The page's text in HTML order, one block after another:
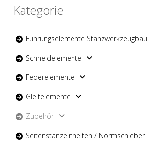
Kategorie
Führungselemente Stanzwerkzeugbau
Schneidelemente
Federelemente
Gleitelemente
Zubehör
Seitenstanzeinheiten / Normschieber